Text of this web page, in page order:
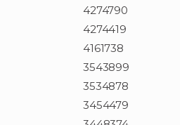
4274790
4274419
4161738
3543899
3534878
3454479